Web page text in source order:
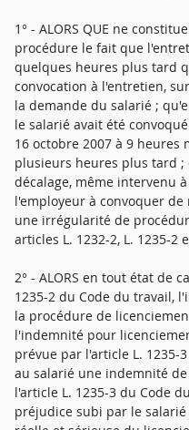
1° - ALORS QUE ne
procédure le fait que
quelques heures plus tard
convocation à l'entretien,
la demande du salarié ;
le salarié avait été
16 octobre 2007 à 9
plusieurs heures plus tard
décalage, même intervenu
l'employeur à convoquer
une irrégularité de
articles L. 1232-2, L. 1235-2
2° - ALORS en tout état de
1235-2 du Code du travail,
la procédure de
l'indemnité pour
prévue par l'article L. 1235-
au salarié une indemnité
l'article L. 1235-3 du Code
préjudice subi par le